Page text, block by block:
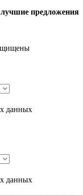
предложения
данных
данных